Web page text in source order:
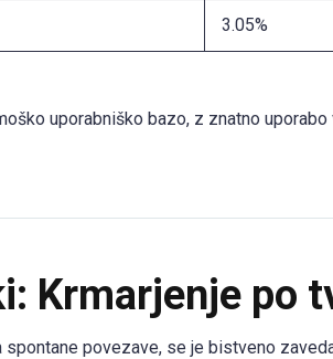
3.05%
uporabniško bazo, z znatno
Krmarjenje po
povezave, se je bistveno